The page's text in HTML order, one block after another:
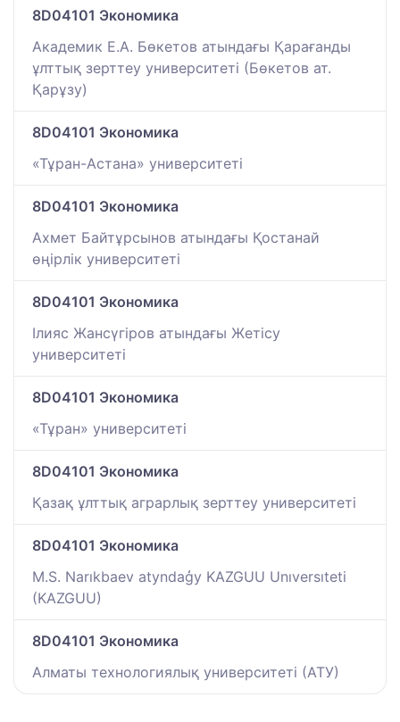
8D04101 Экономика
Академик Е.А. Бөкетов атындағы Қарағанды
ұлттық зерттеу университеті (Бөкетов ат.
Қарұзу)
8D04101 Экономика
«Тұран-Астана» университеті
8D04101 Экономика
Ахмет Байтұрсынов атындағы Қостанай
өңірлік университеті
8D04101 Экономика
Ілияс Жансүгіров атындағы Жетісу
университеті
8D04101 Экономика
«Тұран» университеті
8D04101 Экономика
Қазақ ұлттық аграрлық зерттеу университеті
8D04101 Экономика
M.S. Narıkbaev atyndaģy KAZGUU Unıversıteti
(KAZGUU)
8D04101 Экономика
Алматы технологиялық университеті (АТУ)